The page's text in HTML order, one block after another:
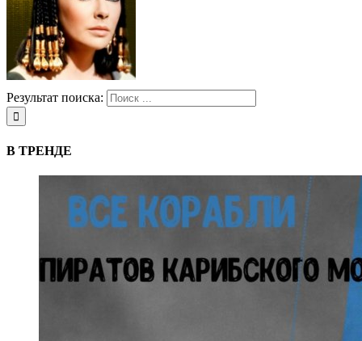
Результат поиска:
В ТРЕНДЕ